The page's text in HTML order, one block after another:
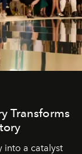
Transforms
into a catalyst